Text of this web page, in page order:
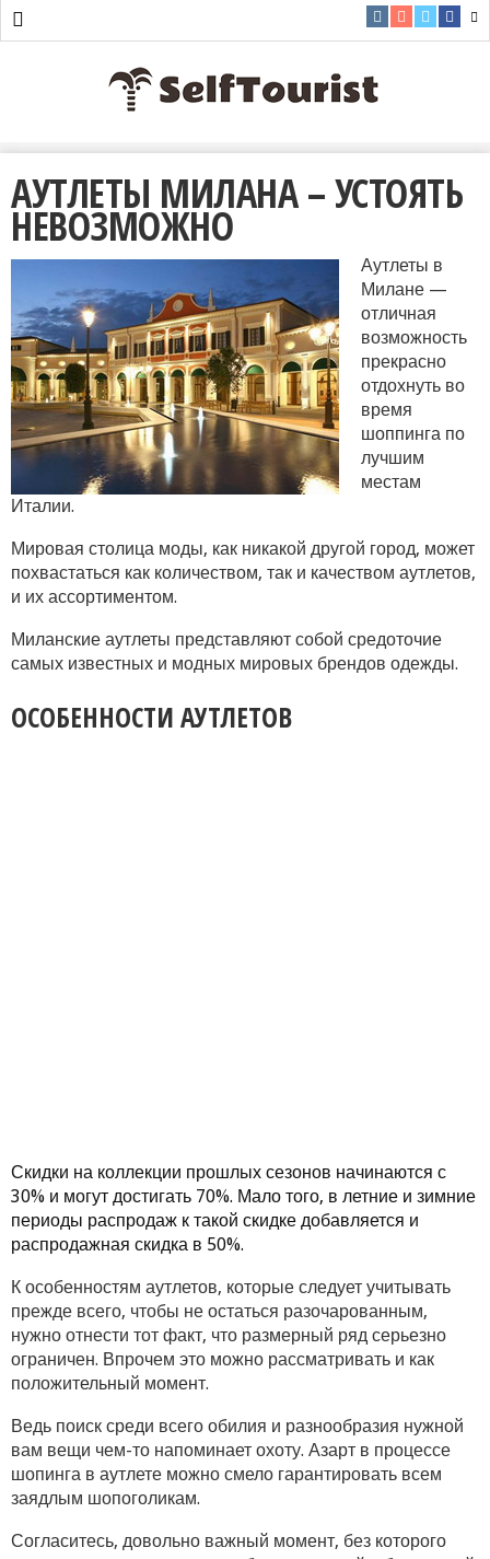
АУТЛЕТЫ МИЛАНА – УСТОЯТЬ
НЕВОЗМОЖНО
Аутлеты в
Милане —
отличная
возможность
прекрасно
отдохнуть во
время
шоппинга по
лучшим
местам
Италии.
Мировая столица моды, как никакой другой город, может
похвастаться как количеством, так и качеством аутлетов,
и их ассортиментом.
Миланские аутлеты представляют собой средоточие
самых известных и модных мировых брендов одежды.
ОСОБЕННОСТИ АУТЛЕТОВ
Скидки на коллекции прошлых сезонов начинаются с
30% и могут достигать 70%. Мало того, в летние и зимние
периоды распродаж к такой скидке добавляется и
распродажная скидка в 50%.
К особенностям аутлетов, которые следует учитывать
прежде всего, чтобы не остаться разочарованным,
нужно отнести тот факт, что размерный ряд серьезно
ограничен. Впрочем это можно рассматривать и как
положительный момент.
Ведь поиск среди всего обилия и разнообразия нужной
вам вещи чем-то напоминает охоту. Азарт в процессе
шопинга в аутлете можно смело гарантировать всем
заядлым шопоголикам.
Согласитесь, довольно важный момент, без которого